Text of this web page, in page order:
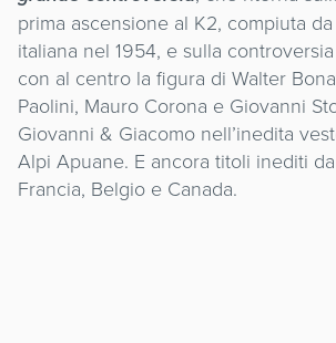
prima ascensione al K2, compiuta
italiana nel 1954, e sulla
con al centro la figura di Walter
Paolini, Mauro Corona e Giovanni
Giovanni & Giacomo nell’inedita
Alpi Apuane. E ancora titoli inediti
Francia, Belgio e Canada.